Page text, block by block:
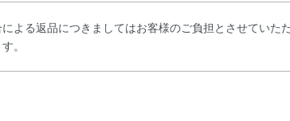
よる返品につきましてはお客様のご負担とさせていた
。